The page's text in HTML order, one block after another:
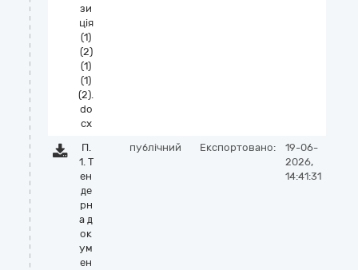
зи
ція
(1)
(2)
(1)
(1)
(2).
do
cx
П.
1. Т
ен
де
рн
а д
ок
ум
ен
публічний Експортовано:
19-06-
2026,
14:41:31